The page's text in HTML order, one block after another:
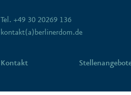
Tel. +49 30 20269 136
kontakt(a)berlinerdom.de
Kontakt